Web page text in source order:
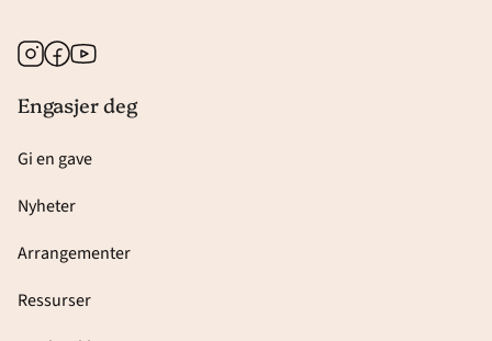
Instagram
Facebook
Youtube
Engasjer deg
Gi en gave
Nyheter
Arrangementer
Ressurser